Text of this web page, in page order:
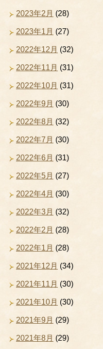
2023年2月 (28)
2023年1月 (27)
2022年12月 (32)
2022年11月 (31)
2022年10月 (31)
2022年9月 (30)
2022年8月 (32)
2022年7月 (30)
2022年6月 (31)
2022年5月 (27)
2022年4月 (30)
2022年3月 (32)
2022年2月 (28)
2022年1月 (28)
2021年12月 (34)
2021年11月 (30)
2021年10月 (30)
2021年9月 (29)
2021年8月 (29)